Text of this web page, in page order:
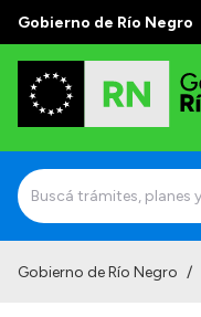
Gobierno de Río Negro
Gobierno de Río Negro /